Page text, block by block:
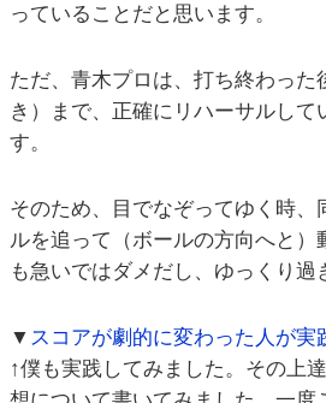
っていることだと思います。
ただ、青木プロは、打ち終わった
き）まで、正確にリハーサルして
す。
そのため、目でなぞってゆく時、
ルを追って（ボールの方向へと）
も急いではダメだし、ゆっくり過
▼ スコアが劇的に変わった人が実
↑僕も実践してみました。その上